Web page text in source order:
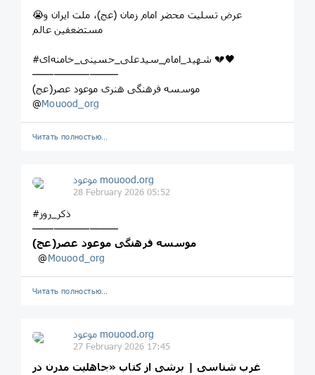
😭عرض تسلیت محضر امام زمان (عج)، ملت ایران و
مستضعفین عالم
#شهید_امام_سیدعلی_حسینی_خامنه‌ای 💔🖤
────────────
موسسه فرهنگی هنری موعود عصر(عج)
@Mouood_org
Читать полностью…
موعود mouood.org
28 February 2026 05:52
#ذکر_روز
────────────
موسسه فرهنگی موعود عصر(عج)
‌ ‌ ‌@Mouood_org
Читать полностью…
موعود mouood.org
27 February 2026 17:45
غرب شناسی | برشی از کتاب «جاهلیت مدرن در